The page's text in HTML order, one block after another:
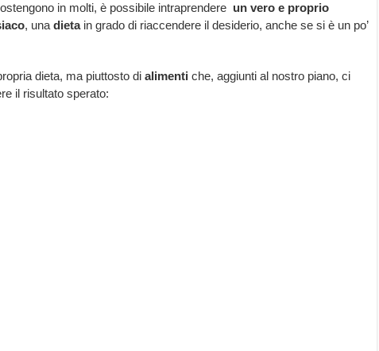
in molti, è possibile intraprendere un vero e proprio
, una dietain grado di riaccendere il desiderio, anche se si è un po’
dieta, ma piuttosto di alimenti che, aggiunti al nostro piano, ci
il risultato sperato: